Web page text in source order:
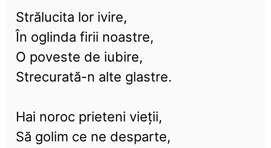
Strălucita lor ivire,
În oglinda firii noastre,
O poveste de iubire,
Strecurată-n alte glastre.
Hai noroc prieteni vieții,
Să golim ce ne desparte,